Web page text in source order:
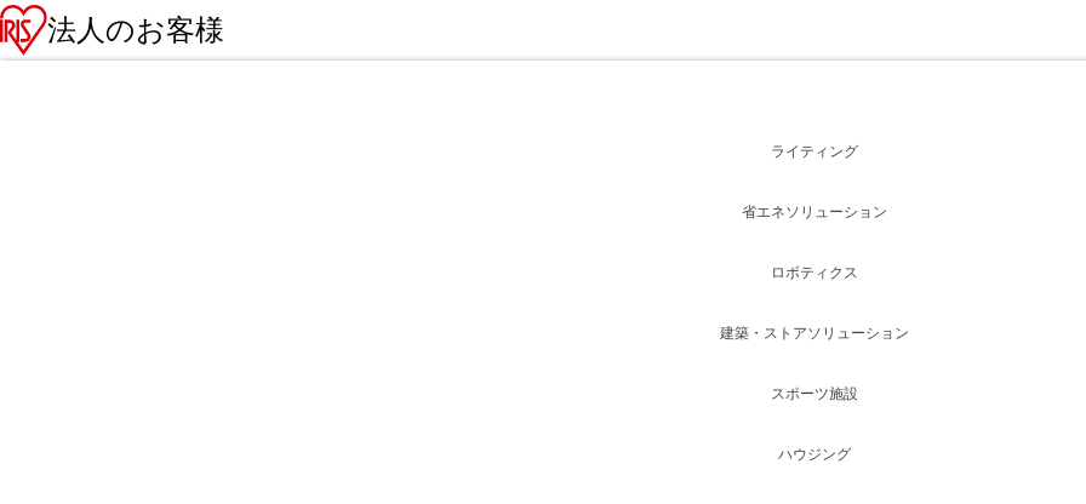
法人のお客様
ライティング
省エネソリューション
ロボティクス
建築・ストアソリューション
スポーツ施設
ハウジング